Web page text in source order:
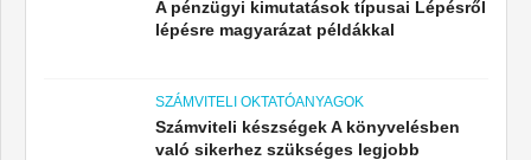
A pénzügyi kimutatások típusai Lépésről
lépésre magyarázat példákkal
SZÁMVITELI OKTATÓANYAGOK
Számviteli készségek A könyvelésben
való sikerhez szükséges legjobb